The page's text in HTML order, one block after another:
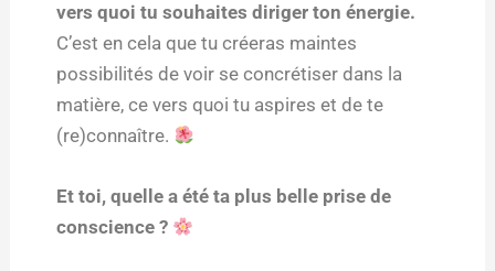
vers quoi tu souhaites diriger ton énergie.
C’est en cela que tu créeras maintes
possibilités de voir se concrétiser dans la
matière, ce vers quoi tu aspires et de te
(re)connaître.
Et toi, quelle a été ta plus belle prise de
conscience ?